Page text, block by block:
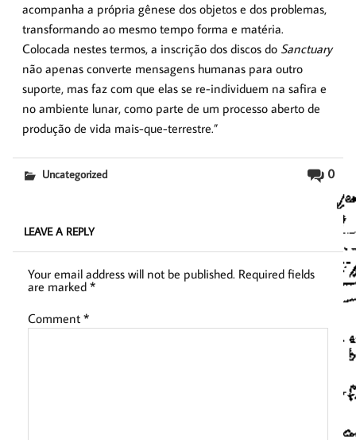
acompanha a própria gênese dos objetos e dos problemas,
transformando ao mesmo tempo forma e matéria.
Colocada nestes termos, a inscrição dos discos do Sanctuary
não apenas converte mensagens humanas para outro
suporte, mas faz com que elas se re-individuem na safira e
no ambiente lunar, como parte de um processo aberto de
produção de vida mais-que-terrestre.”
0
Uncategorized
LEAVE A REPLY
Your email address will not be published. Required fields
are marked*
Comment*